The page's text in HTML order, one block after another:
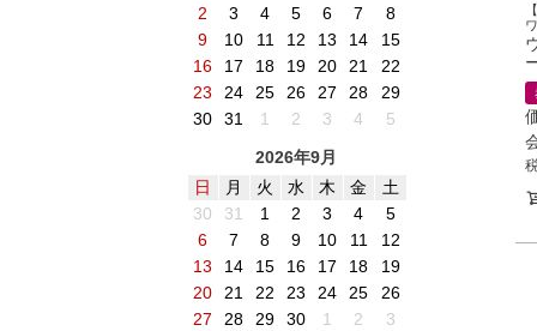
2
3 4 5 6 7
8
9
10 11 12 13 14
15
16
17 18 19 20 21
22
23
24 25 26 27 28
29
30
31 1 2 3 4
5
2026年9月
日
月 火 水 木 金
土
30
31 1 2 3 4
5
6
7 8 9 10 11
12
13
14 15 16 17 18
19
20
21 22 23 24 25
26
27
28 29 30 1 2 3